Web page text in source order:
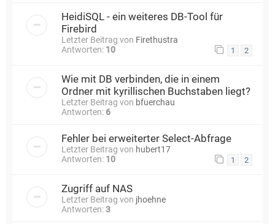
HeidiSQL - ein weiteres DB-Tool für
Firebird
Letzter Beitrag von Firethustra
Antworten: 10 1 2
Wie mit DB verbinden, die in einem
Ordner mit kyrillischen Buchstaben liegt?
Letzter Beitrag von bfuerchau
Antworten: 6
Fehler bei erweiterter Select-Abfrage
Letzter Beitrag von hubert17
Antworten: 10 1 2
Zugriff auf NAS
Letzter Beitrag von jhoehne
Antworten:3